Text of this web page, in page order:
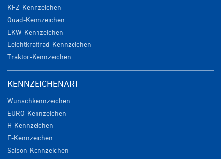
KFZ-Kennzeichen
Quad-Kennzeichen
LKW-Kennzeichen
Leichtkraftrad-Kennzeichen
Traktor-Kennzeichen
KENNZEICHENART
Wunschkennzeichen
EURO-Kennzeichen
H-Kennzeichen
E-Kennzeichen
Saison-Kennzeichen